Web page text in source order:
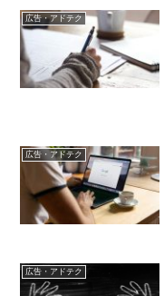
広告・アドテク
広告・アドテク
広告・アドテク